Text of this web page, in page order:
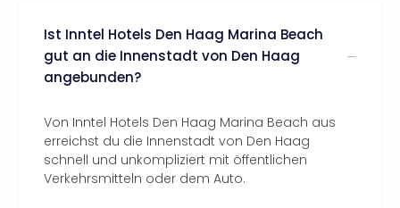
Ist Inntel Hotels Den Haag Marina Beach
gut an die Innenstadt von Den Haag
angebunden?
Von Inntel Hotels Den Haag Marina Beach aus
erreichst du die Innenstadt von Den Haag
schnell und unkompliziert mit öffentlichen
Verkehrsmitteln oder dem Auto.